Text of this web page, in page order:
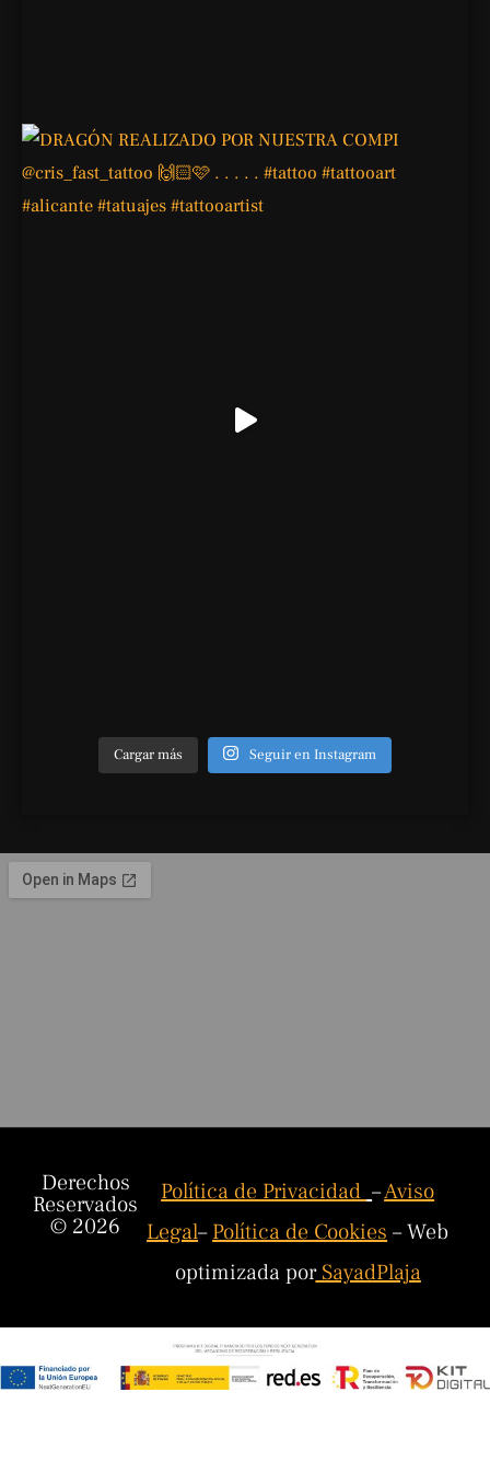
Cargar más Seguir en Instagram
Derechos
Reservados
© 2026
Política de Privacidad–Aviso
Legal–Política de Cookies– Web
optimizada porSayadPlaja